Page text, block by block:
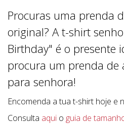
Procuras uma prenda
original? A t-shirt
Birthday" é o presente
procura um prenda de
para senhora!
Encomenda a tua t-shirt hoje e
Consulta aqui o guia de